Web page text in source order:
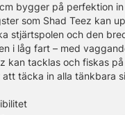
bygger på perfektion
som Shad Teez kan
stjärtspolen och den
i låg fart – med
kan tacklas och fiskas
täcka in alla tänkbara